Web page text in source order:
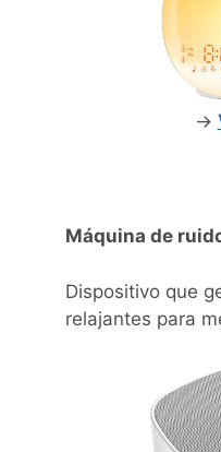
->
Máquina de
Dispositivo que
relajantes para